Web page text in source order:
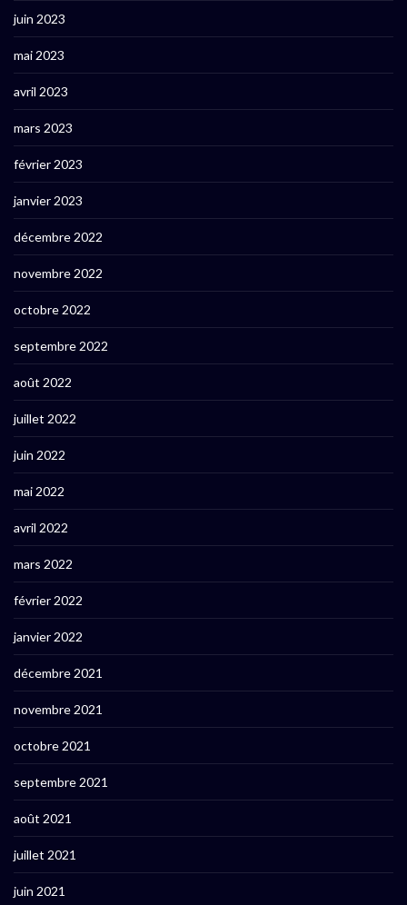
juin 2023
mai 2023
avril 2023
mars 2023
février 2023
janvier 2023
décembre 2022
novembre 2022
octobre 2022
septembre 2022
août 2022
juillet 2022
juin 2022
mai 2022
avril 2022
mars 2022
février 2022
janvier 2022
décembre 2021
novembre 2021
octobre 2021
septembre 2021
août 2021
juillet 2021
juin 2021